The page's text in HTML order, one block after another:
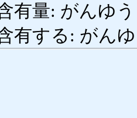
有量: がんゆ
有する: がん